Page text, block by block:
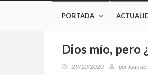
PORTADA
Dios mío, pero
29/10/2020 porJuan